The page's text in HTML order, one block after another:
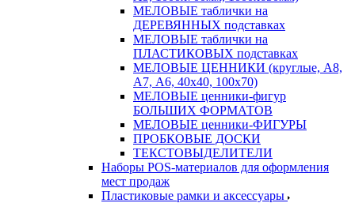
МЕЛОВЫЕ таблички на
ДЕРЕВЯННЫХ подставках
МЕЛОВЫЕ таблички на
ПЛАСТИКОВЫХ подставках
МЕЛОВЫЕ ЦЕННИКИ (круглые, А8,
А7, А6, 40х40, 100х70)
МЕЛОВЫЕ ценники-фигур
БОЛЬШИХ ФОРМАТОВ
МЕЛОВЫЕ ценники-ФИГУРЫ
ПРОБКОВЫЕ ДОСКИ
ТЕКСТОВЫДЕЛИТЕЛИ
Наборы POS-материалов для оформления
мест продаж
Пластиковые рамки и аксессуары